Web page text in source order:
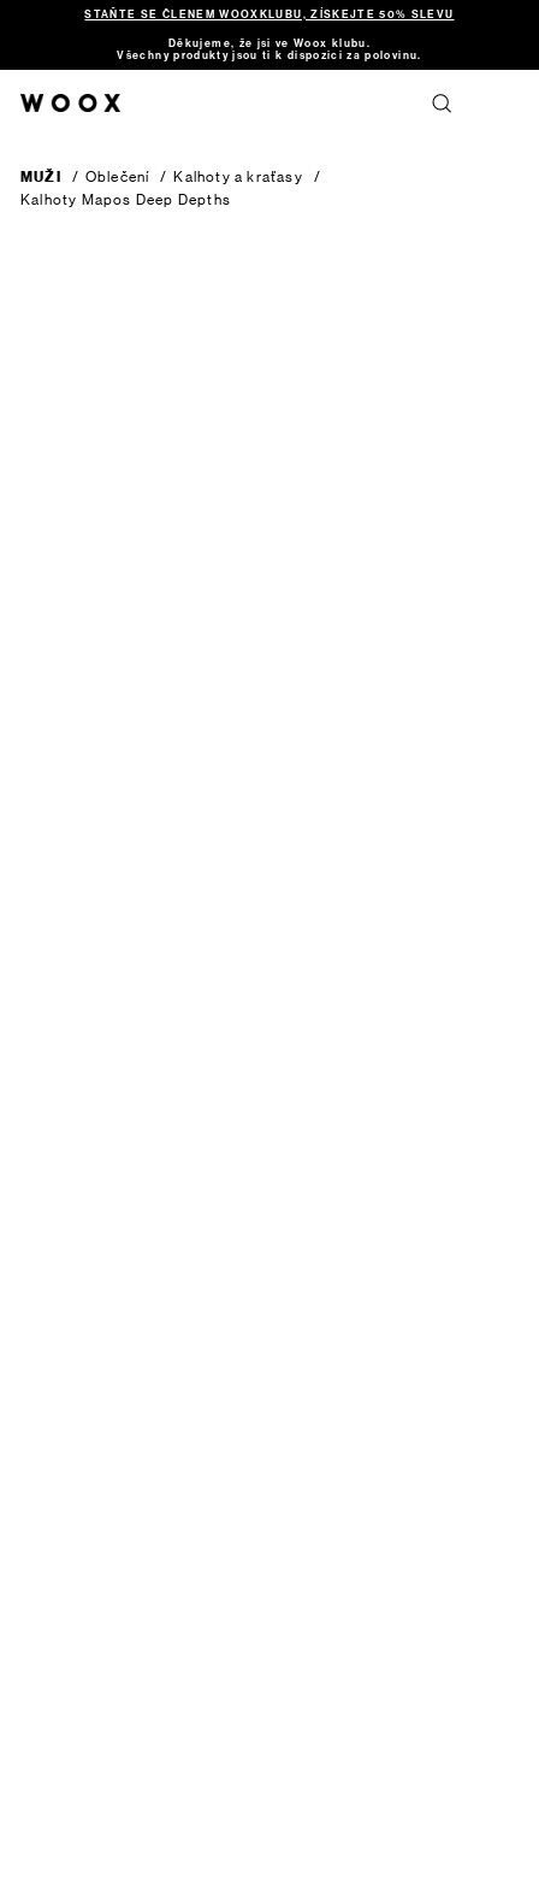
STAŇTE SE ČLENEM WOOXKLUBU, ZÍSKEJTE 50% SLEVU
Děkujeme, že jsi ve Woox klubu.
Všechny produkty jsou ti k dispozici za polovinu.
MUŽI / Oblečení / Kalhoty a kraťasy
/
Kalhoty Mapos Deep Depths